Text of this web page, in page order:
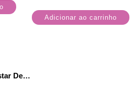
Adicionar ao carrinho
De…